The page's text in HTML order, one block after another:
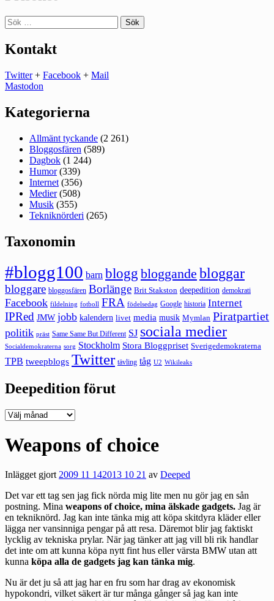
Sök
efter:
Kontakt
Twitter+ Facebook + Mail
Mastodon
Kategorierna
Allmänt tyckande (2 261)
Bloggosfären (589)
Dagbok (1 244)
Humor(339)
Internet (356)
Medier(508)
Musik (355)
Tekniknörderi (265)
Taxonomin
#blogg100 barn blogg bloggande bloggar
bloggare bloggosfären Borlänge Brit Stakston deepedition demokrati
Facebook fildelning fotboll FRA födelsedag Google historia Internet
IPRed JMW jobb kalendern livet media musik Mymlan Piratpartiet
politik präst Same Same But Different SJ sociala medier
Socialdemokraterna sorg Stockholm Stora Bloggpriset Sverigedemokraterna
TPB tweepblogs Twitter tävling tåg U2 Wikileaks
Deepedition förut
Deepedition
Weapons of choice
Inlägget gjort2009 11 142013 10 21 av Deeped
Det var ett tag sen jag fick nörda mig lite men nu gör jag en sån
postning. Mina weapons of choice, mina älskade gadgets. Jag är
en tekniknörd. Jag kan inte tänka mig att köpa skitdyra kläder eller
lägga ner vansinniga pengar på att resa. Däremot blir jag faktiskt
lycklig av tekniska prylar. När jag tänker att jag vill bli rik handlar
det inte om att kunna köpa nytt fint hus eller värsta BMW utan att
kunna köpa alla de gadgets jag kan tänka mig.
Nu är det ju så att jag har en fru som har drag av ekonomisk
hypokondri, vilket säkert är tur många gånger så jag kan inte